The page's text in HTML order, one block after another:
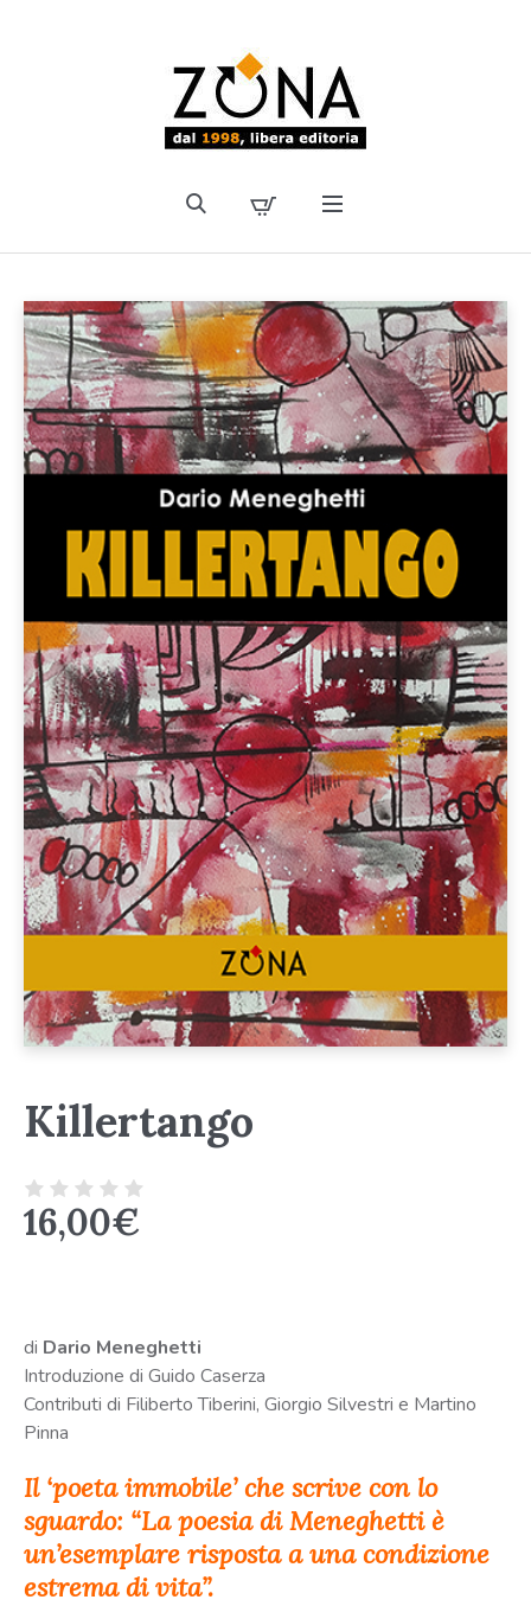
Killertango
16,00€
di Dario Meneghetti
Introduzione di Guido Caserza
Contributi di Filiberto Tiberini, Giorgio Silvestri e Martino
Pinna
Il ‘poeta immobile’ che scrive con lo
sguardo: “La poesia di Meneghetti è
un’esemplare risposta a una condizione
estrema di vita”.